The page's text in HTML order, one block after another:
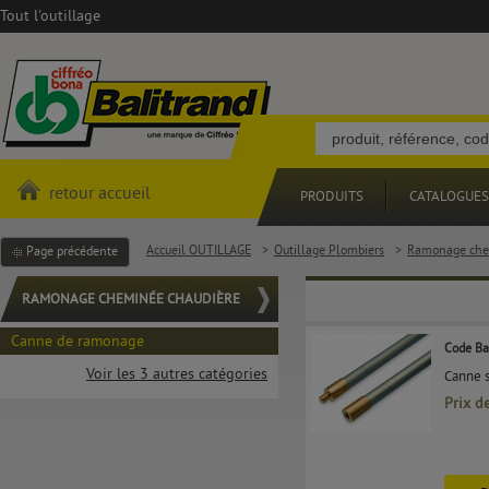
Tout l'outillage
retour accueil PRODUITS CATALOGUES
Page précédente Accueil OUTILLAGE > Outillage Plombiers > Ramonage
RAMONAGE CHEMINÉE CHAUDIÈRE
Canne de ramonage
Voir les 3 autres catégories
Code
Canne
Prix